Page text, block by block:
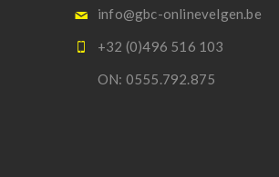
info@gbc-onlinevelgen.be
+32 (0)496 516 103
ON: 0555.792.875